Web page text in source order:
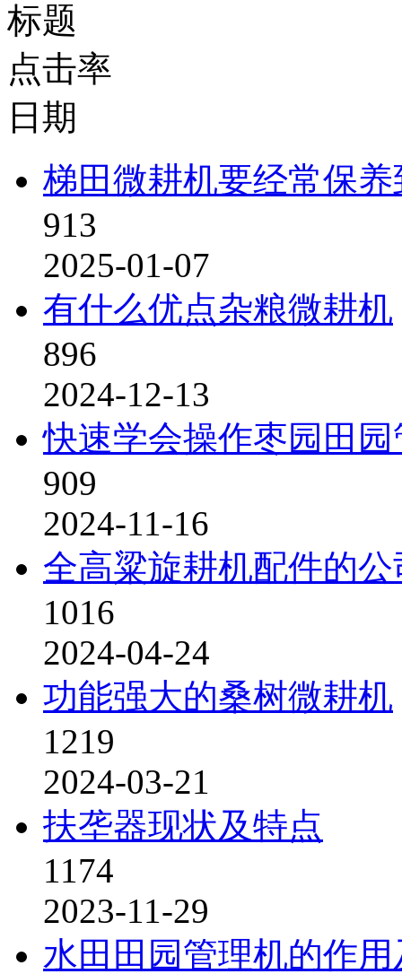
标题
点击率
日期
梯田微耕机要经常保养
913
2025-01-07
有什么优点杂粮微耕机
896
2024-12-13
快速学会操作枣园田
909
2024-11-16
全高粱旋耕机配件的公
1016
2024-04-24
功能强大的桑树微耕机
1219
2024-03-21
扶垄器现状及特点
1174
2023-11-29
水田田园管理机的作